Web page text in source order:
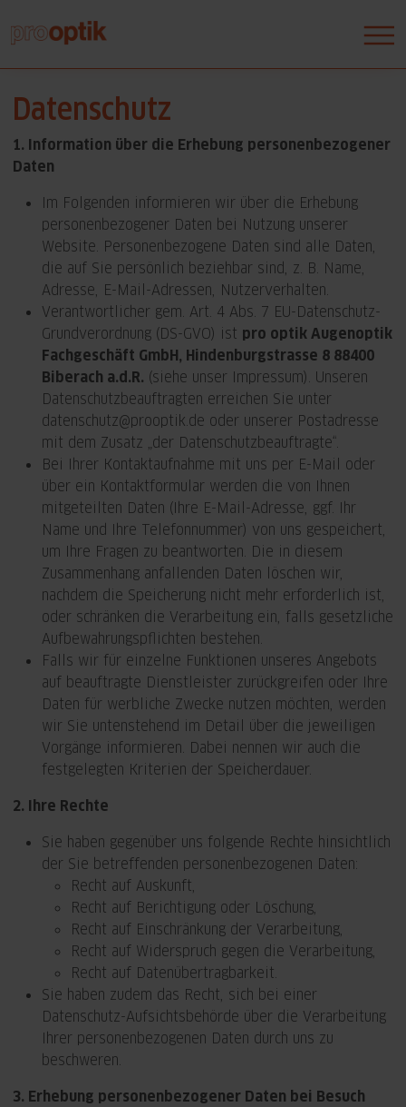
Datenschutz
1. Information über die Erhebung personenbezogener
Daten
Im Folgenden informieren wir über die Erhebung
personenbezogener Daten bei Nutzung unserer
Website. Personenbezogene Daten sind alle Daten,
die auf Sie persönlich beziehbar sind, z. B. Name,
Adresse, E-Mail-Adressen, Nutzerverhalten.
Verantwortlicher gem. Art. 4 Abs. 7 EU-Datenschutz-
Grundverordnung (DS-GVO) ist pro optik Augenoptik
Fachgeschäft GmbH, Hindenburgstrasse 8 88400
Biberach a.d.R. (siehe unser Impressum). Unseren
Datenschutzbeauftragten erreichen Sie unter
datenschutz@prooptik.de oder unserer Postadresse
mit dem Zusatz „der Datenschutzbeauftragte“.
Bei Ihrer Kontaktaufnahme mit uns per E-Mail oder
über ein Kontaktformular werden die von Ihnen
mitgeteilten Daten (Ihre E-Mail-Adresse, ggf. Ihr
Name und Ihre Telefonnummer) von uns gespeichert,
um Ihre Fragen zu beantworten. Die in diesem
Zusammenhang anfallenden Daten löschen wir,
nachdem die Speicherung nicht mehr erforderlich ist,
oder schränken die Verarbeitung ein, falls gesetzliche
Aufbewahrungspflichten bestehen.
Falls wir für einzelne Funktionen unseres Angebots
auf beauftragte Dienstleister zurückgreifen oder Ihre
Daten für werbliche Zwecke nutzen möchten, werden
wir Sie untenstehend im Detail über die jeweiligen
Vorgänge informieren. Dabei nennen wir auch die
festgelegten Kriterien der Speicherdauer.
2. Ihre Rechte
Sie haben gegenüber uns folgende Rechte hinsichtlich
der Sie betreffenden personenbezogenen Daten:
Recht auf Auskunft,
Recht auf Berichtigung oder Löschung,
Recht auf Einschränkung der Verarbeitung,
Recht auf Widerspruch gegen die Verarbeitung,
Recht auf Datenübertragbarkeit.
Sie haben zudem das Recht, sich bei einer
Datenschutz-Aufsichtsbehörde über die Verarbeitung
Ihrer personenbezogenen Daten durch uns zu
beschweren.
3. Erhebung personenbezogener Daten bei Besuch